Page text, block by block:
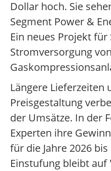
Dollar hoch. Sie
Segment Power &
Ein neues Projekt
Stromversorgung
Längere Lieferzeiten
Preisgestaltung
der Umsätze. In der
Experten ihre
für die Jahre 2026
Einstufung bleibt auf